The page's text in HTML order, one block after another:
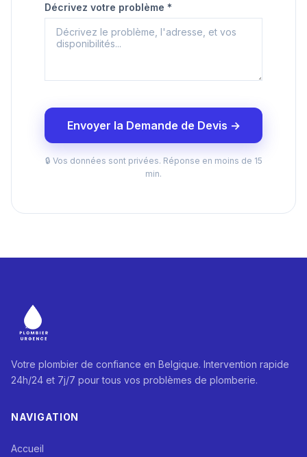
Décrivez votre problème *
Envoyer la Demande de Devis →
🔒 Vos données sont privées. Réponse en moins de 15
min.
Votre plombier de confiance en Belgique. Intervention rapide
24h/24 et 7j/7 pour tous vos problèmes de plomberie.
NAVIGATION
Accueil